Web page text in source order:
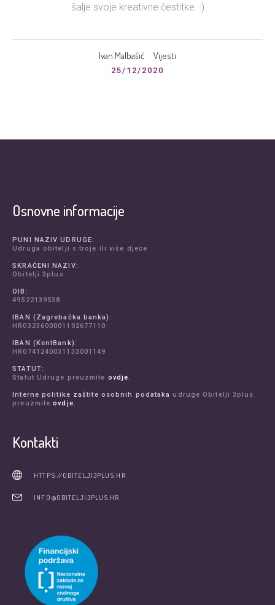
šalje svoje kreativne čestitke. :)
Ivan Malbašić Vijesti
25/12/2020
Osnovne informacije
PUNI NAZIV UDRUGE:
Udruga obitelji s troje ili više djece
SKRAĆENI NAZIV:
Obitelji 3plus
OIB:
49522139538
IBAN (Zagrebačka banka):
HR0323600001102677110
IBAN (KentBank):
HR0741240031133001149
STATUT:
Statut Udruge preuzmite ovdje.
Interne politike zaštite osobnih podataka udruge Obitelji 3plus
preuzmiteovdje.
Kontakti
HTTPS://OBITELJI3PLUS.HR
INFO@OBITELJI3PLUS.HR